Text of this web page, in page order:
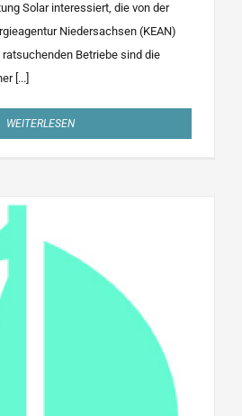
Solar interessiert, die von der
Niedersachsen (KEAN)
Be­triebe sind die
[...]
WEITERLESEN